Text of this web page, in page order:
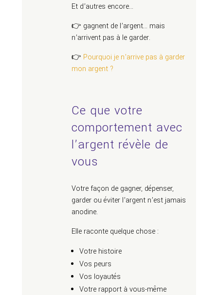
Et d’autres encore…
👉 gagnent de l’argent… mais
n’arrivent pas à le garder.
👉 Pourquoi je n’arrive pas à garder
mon argent ?
Ce que votre
comportement avec
l’argent révèle de
vous
Votre façon de gagner, dépenser,
garder ou éviter l’argent n’est jamais
anodine.
Elle raconte quelque chose :
Votre histoire
Vos peurs
Vos loyautés
Votre rapport à vous-même